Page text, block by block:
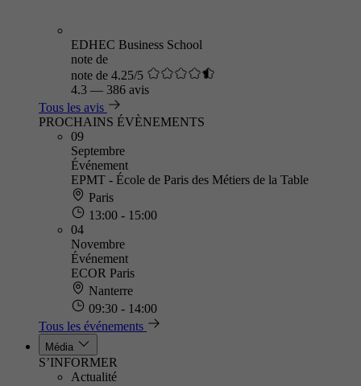
EDHEC Business School
note de
note de 4.25/5
4.3 — 386 avis
Tous les avis
PROCHAINS ÉVÈNEMENTS
09
Septembre
Événement
EPMT - École de Paris des Métiers de la Table
Paris
13:00 - 15:00
04
Novembre
Événement
ECOR Paris
Nanterre
09:30 - 14:00
Tous les événements
Média
S’INFORMER
Actualité